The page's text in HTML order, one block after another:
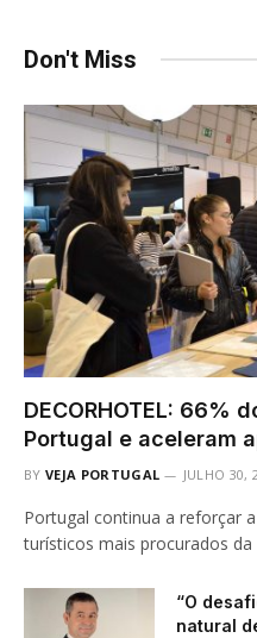
Don't Miss
DECORHOTEL: 66%
Portugal e aceleram
BY VEJA PORTUGAL JULHO 30,
Portugal continua a reforçar
turísticos mais procurados
“O
natural